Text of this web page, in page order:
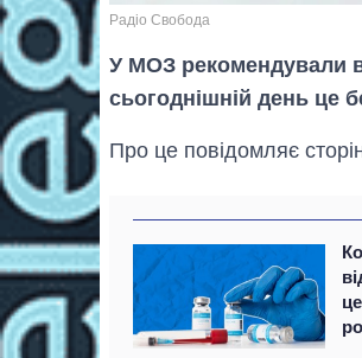
Радіо Свобода
У МОЗ рекомендували
сьогоднішній день це
Про це повідомляє